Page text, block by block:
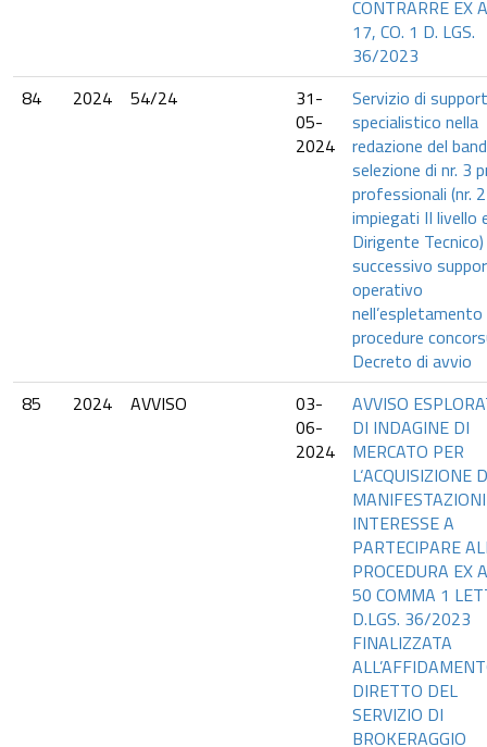
CONTRARRE EX
17, CO. 1 D. LGS.
36/2023
84
2024 54/24
31-
05-
2024
Servizio di
specialistico nella
redazione del
selezione di nr. 3
professionali (nr. 2
impiegati II livello
Dirigente
successivo
operativo
nell’espletamento
procedure
Decreto di avvio
85
2024 AVVISO
03-
06-
2024
AVVISO
DI INDAGINE DI
MERCATO PER
L‘ACQUISIZIONE
INTERESSE A
PARTECIPARE
PROCEDURA EX
50 COMMA 1
D.LGS. 36/2023
FINALIZZATA
DIRETTO DEL
SERVIZIO DI
BROKERAGGIO